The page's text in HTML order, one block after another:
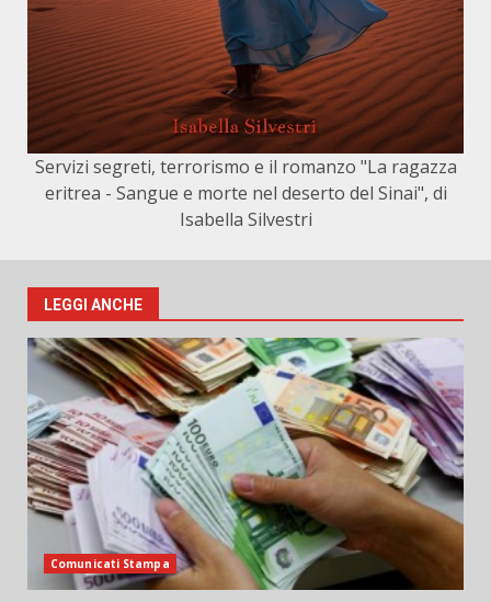
Servizi segreti, terrorismo e il romanzo "La ragazza
eritrea - Sangue e morte nel deserto del Sinai", di
Isabella Silvestri
LEGGI ANCHE
Comunicati Stampa